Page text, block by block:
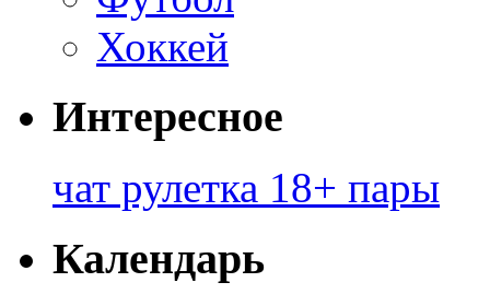
Хоккей
Интересное
чат рулетка 18+ пары
Календарь